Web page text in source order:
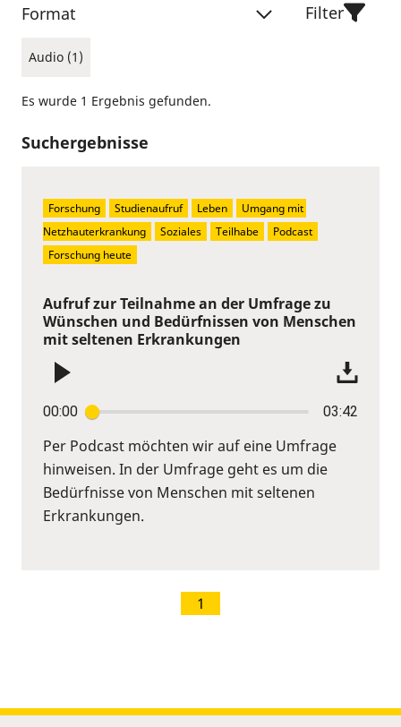
Format
Audio (1)
Filter
Es wurde 1 Ergebnis gefunden.
Suchergebnisse
Aufruf zur Teilnahme an der Umfrage zu
Wünschen und Bedürfnissen von Menschen
mit seltenen Erkrankungen
00:00 03:42
Per Podcast möchten wir auf eine Umfrage
hinweisen. In der Umfrage geht es um die
Bedürfnisse von Menschen mit seltenen
Erkrankungen.
Forschung Studienaufruf Leben
Umgang mit
Netzhauterkrankung
Soziales Teilhabe
Podcast
Forschung heute
1